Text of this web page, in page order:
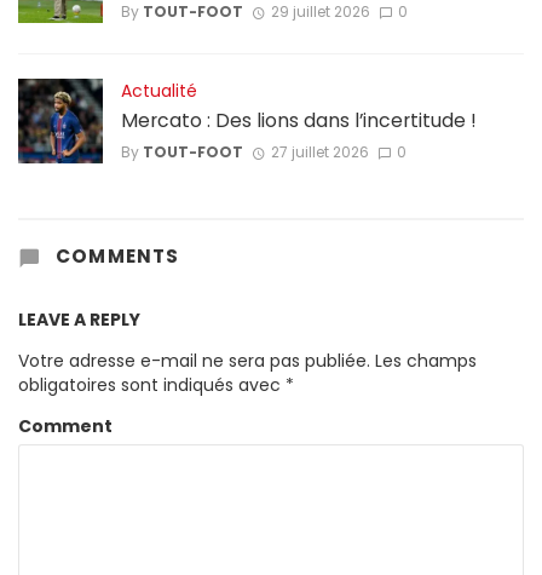
By TOUT-FOOT 29 juillet 2026 0
Actualité
Mercato : Des lions dans l’incertitude !
By TOUT-FOOT 27 juillet 2026 0
COMMENTS
LEAVE A REPLY
Votre adresse e-mail ne sera pas publiée. Les champs
obligatoires sont indiqués avec *
Comment